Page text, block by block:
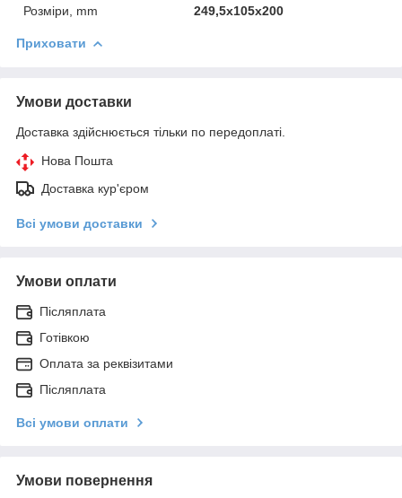
Розміри, mm
249,5x105x200
Приховати
Умови доставки
Доставка здійснюється тільки по передоплаті.
Нова Пошта
Доставка кур'єром
Всі умови доставки
Умови оплати
Післяплата
Готівкою
Оплата за реквізитами
Післяплата
Всі умови оплати
Умови повернення